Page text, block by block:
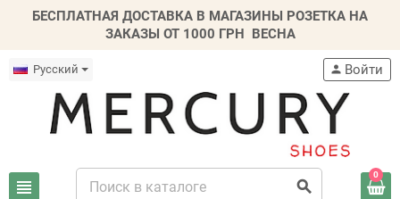
БЕСПЛАТНАЯ ДОСТАВКА В МАГАЗИНЫ РОЗЕТКА НА
ЗАКАЗЫ ОТ 1000 ГРН ВЕСНА
Русский
view_headline search
person Войти
0